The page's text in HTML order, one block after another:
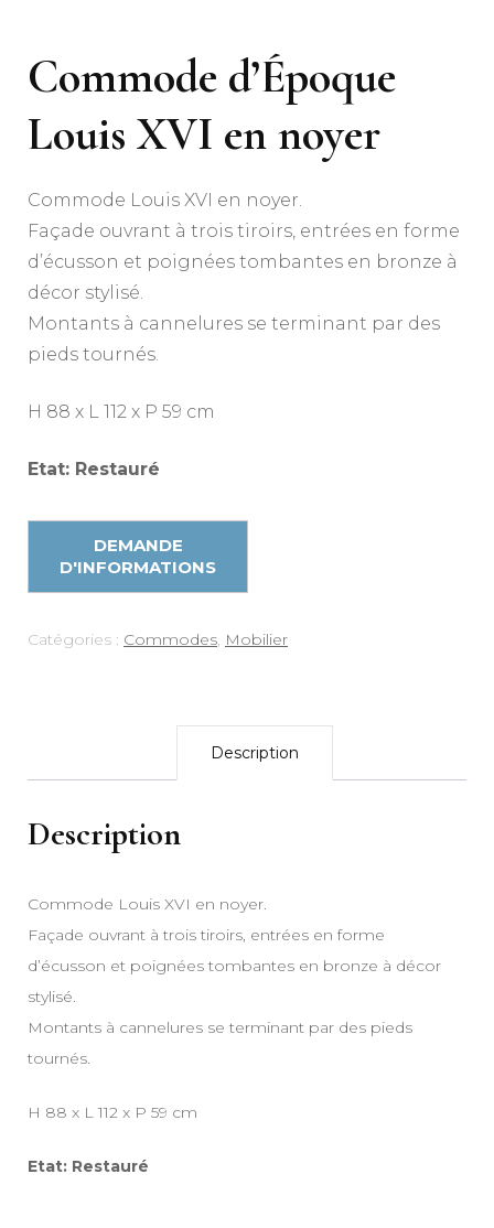
Commode d’Époque
Louis XVI en noyer
Commode Louis XVI en noyer.
Façade ouvrant à trois tiroirs, entrées en forme
d’écusson et poignées tombantes en bronze à
décor stylisé.
Montants à cannelures se terminant par des
pieds tournés.
H 88 x L 112 x P 59 cm
Etat: Restauré
Catégories : Commodes, Mobilier
Description
Description
Commode Louis XVI en noyer.
Façade ouvrant à trois tiroirs, entrées en forme
d’écusson et poignées tombantes en bronze à décor
stylisé.
Montants à cannelures se terminant par des pieds
tournés.
H 88 x L 112 x P 59 cm
Etat: Restauré